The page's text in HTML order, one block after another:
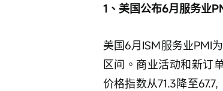
1、美国公布6月服务业
美国6月ISM服务业PMI
区间。商业活动和新订
价格指数从71.3降至